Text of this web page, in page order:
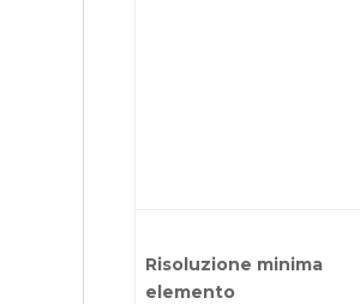
Risoluzione minima
elemento